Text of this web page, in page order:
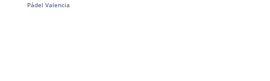
Pádel Valencia